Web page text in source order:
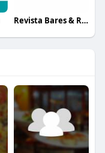
Revista Bares & Restaurantes